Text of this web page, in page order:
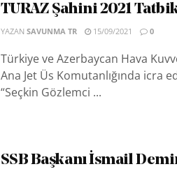
TURAZ Şahini 2021
YAZAN SAVUNMA TR 15/09/2021 0
Türkiye ve Azerbaycan Hava
Ana Jet Üs Komutanlığında icra
“Seçkin Gözlemci ...
SSB Başkanı İsmail